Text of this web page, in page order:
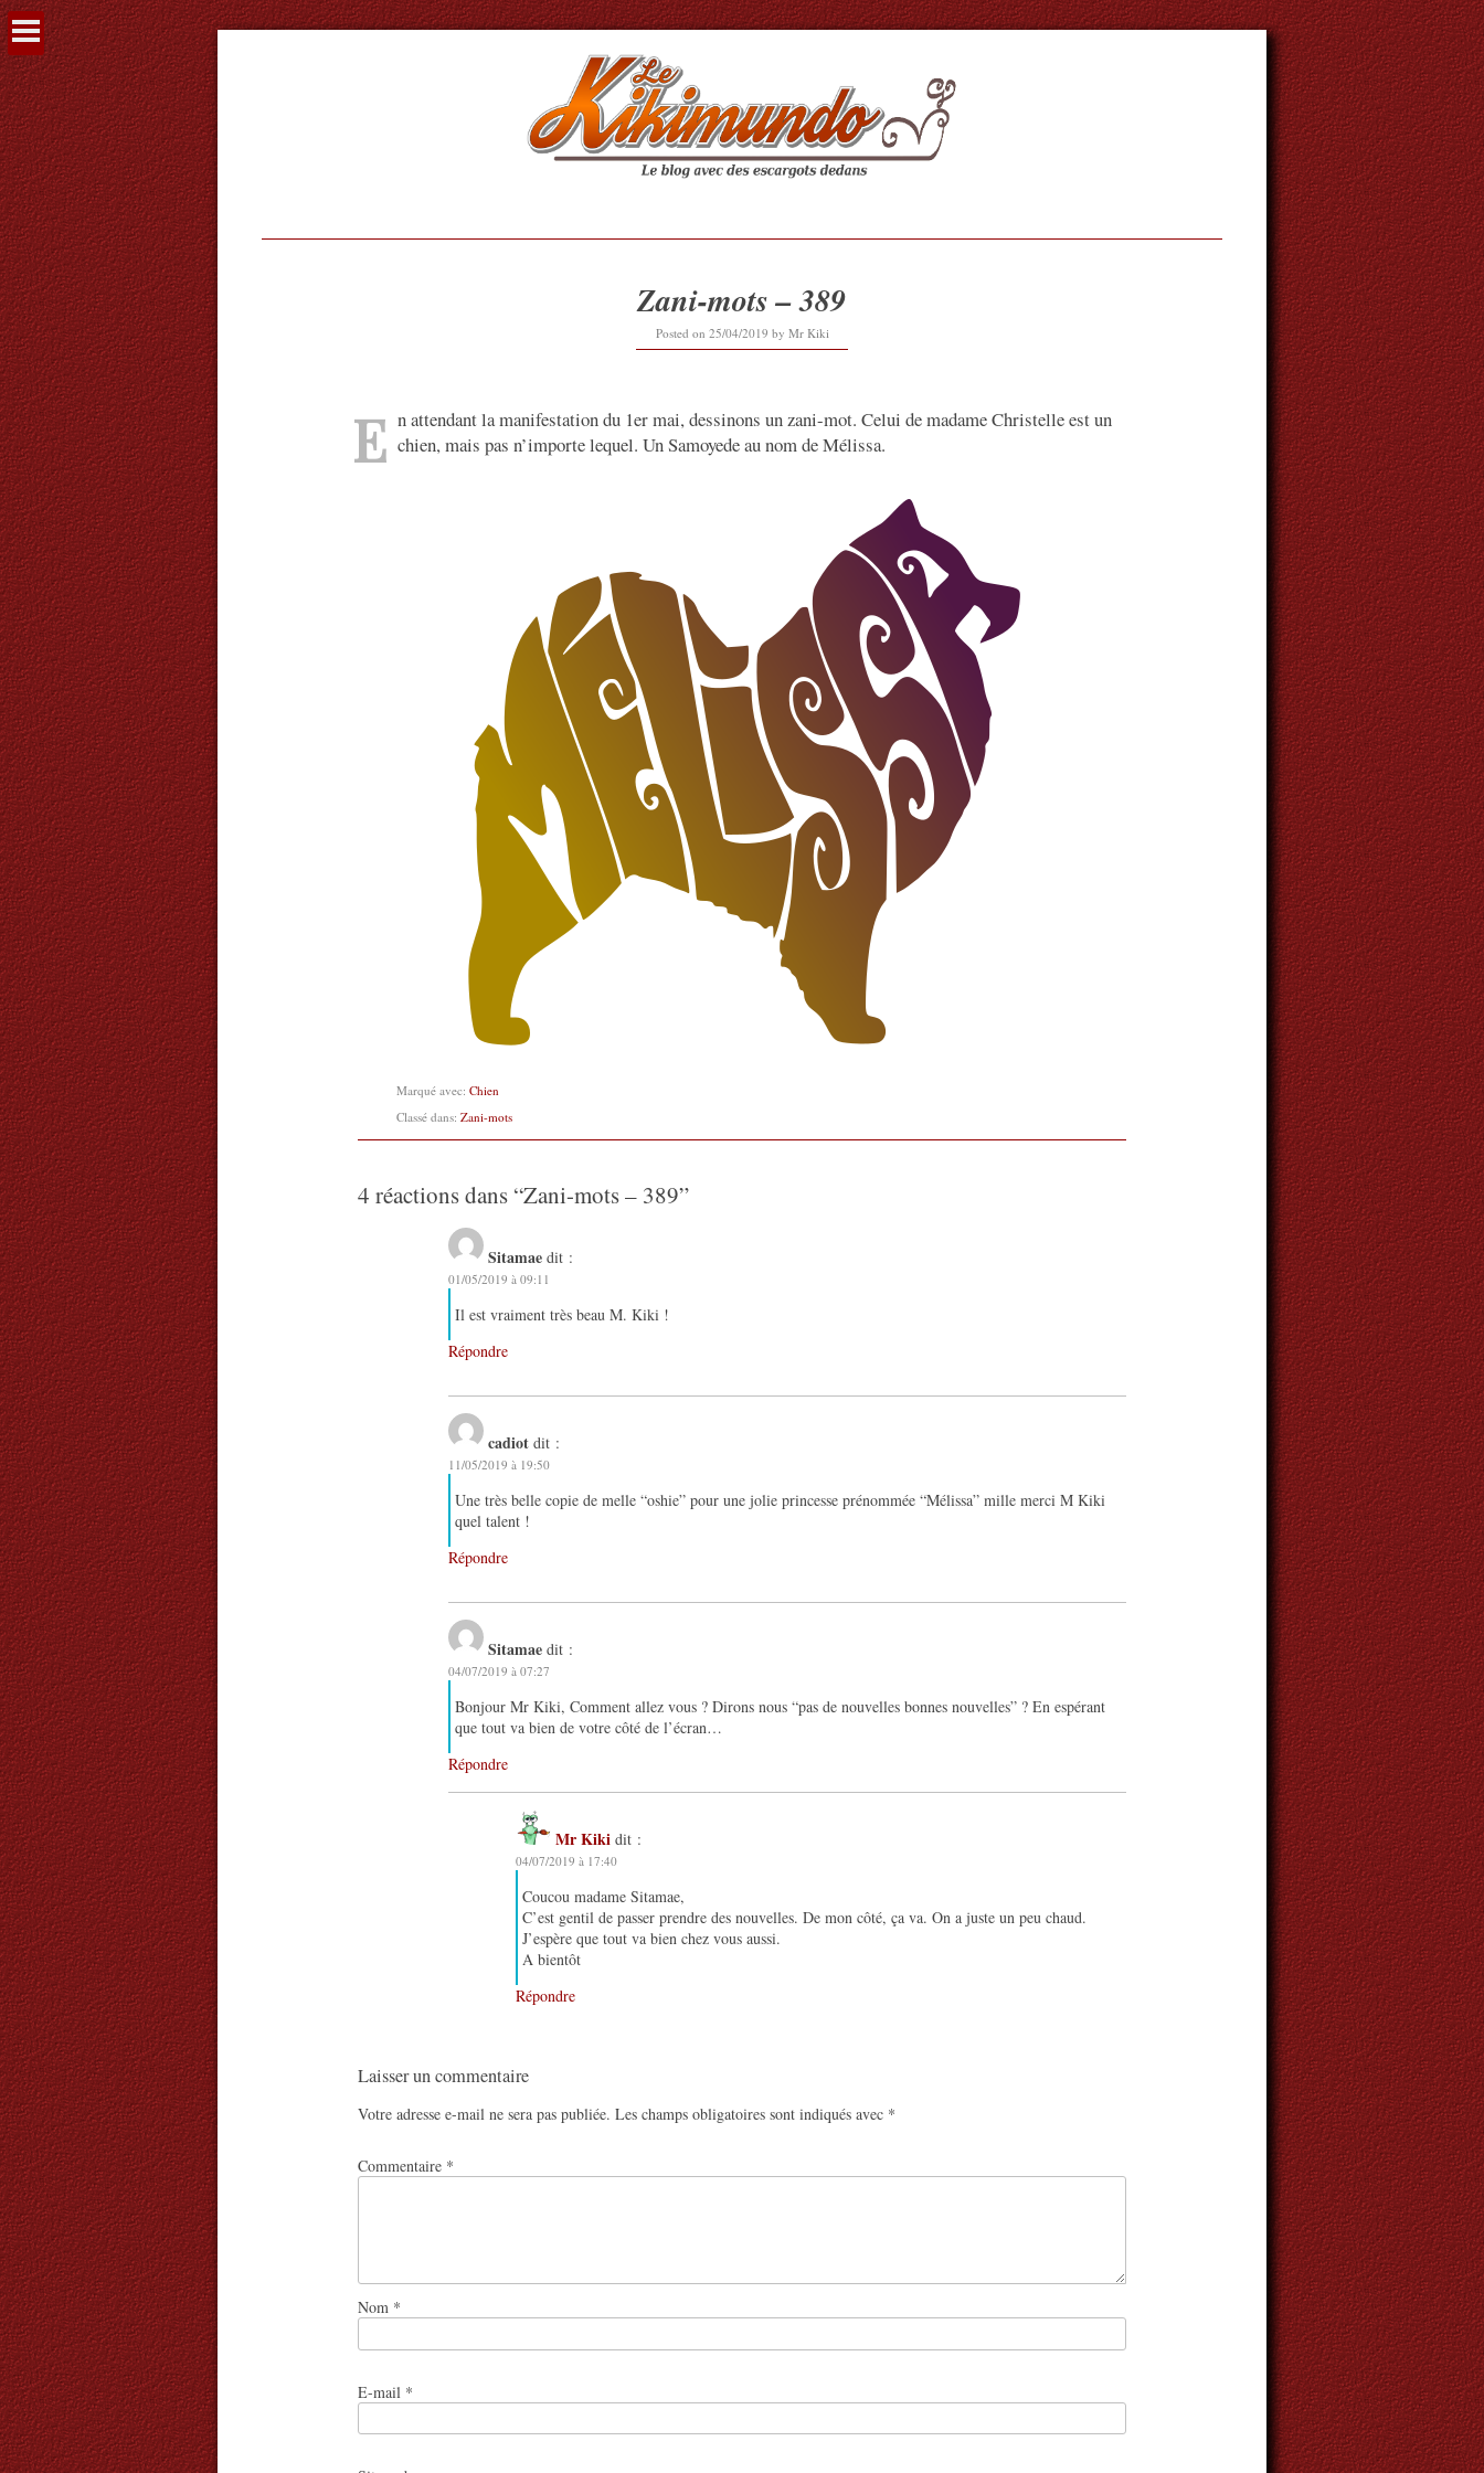
Voir
le
contenu
Zani-mots – 389
Posted on 25/04/201912/09/2019
by Mr Kiki
E n attendant la manifestation du 1er mai, dessinons un zani-mot. Celui de madame Christelle est un
chien, mais pas n’importe lequel. Un Samoyede au nom de Mélissa.
Marqué avec: Chien
Classé dans: Zani-mots
4 réactions dans “Zani-mots – 389”
Sitamae dit :
01/05/2019 à 09:11
Il est vraiment très beau M. Kiki !
Répondre
cadiot dit :
11/05/2019 à 19:50
Une très belle copie de melle “oshie” pour une jolie princesse prénommée “Mélissa” mille merci M Kiki
quel talent !
Répondre
Sitamae dit :
04/07/2019 à 07:27
Bonjour Mr Kiki, Comment allez vous ? Dirons nous “pas de nouvelles bonnes nouvelles” ? En espérant
que tout va bien de votre côté de l’écran…
Répondre
Mr Kiki dit :
04/07/2019 à 17:40
Coucou madame Sitamae,
C’est gentil de passer prendre des nouvelles. De mon côté, ça va. On a juste un peu chaud.
J’espère que tout va bien chez vous aussi.
A bientôt
Répondre
Laisser un commentaire
Votre adresse e-mail ne sera pas publiée. Les champs obligatoires sont indiqués avec *
Commentaire *
Nom *
E-mail *